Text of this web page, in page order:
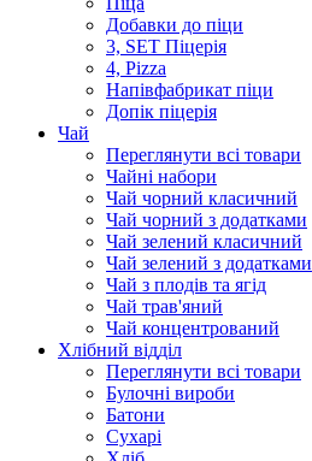
Добавки до піци
3, SET Піцерія
4, Pizza
Напівфабрикат піци
Допік піцерія
Чай
Переглянути всі товари
Чайні набори
Чай чорний класичний
Чай чорний з додатками
Чай зелений класичний
Чай зелений з додатками
Чай з плодів та ягід
Чай трав'яний
Чай концентрований
Хлібний відділ
Переглянути всі товари
Булочні вироби
Батони
Сухарі